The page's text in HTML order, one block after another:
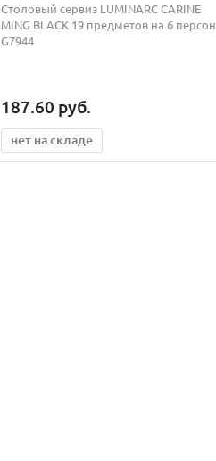
Столовый сервиз LUMINARC CARINE
MING BLACK 19 предметов на 6 персон
G7944
187.60 руб.
нет на складе